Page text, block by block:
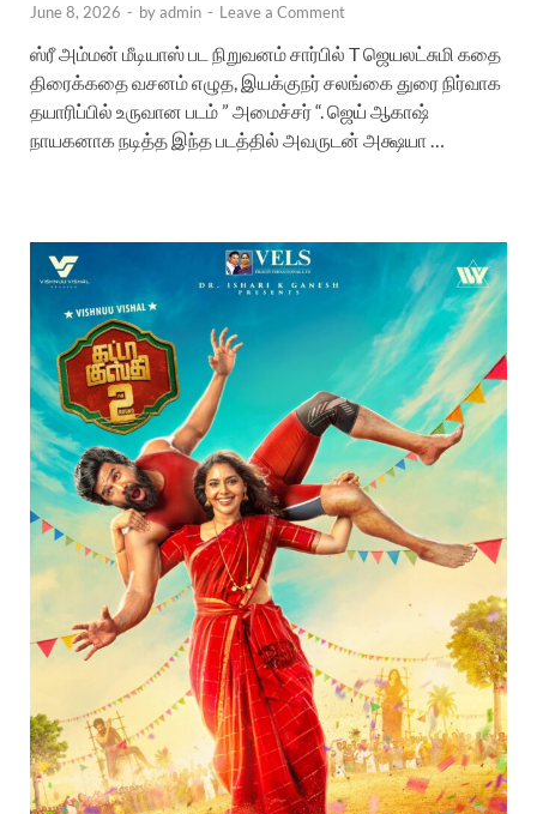
June 8, 2026 - byadmin - Leave a Comment
ஸ்ரீ அம்மன் மீடியாஸ் பட நிறுவனம் சார்பில் T ஜெயலட்சுமி கதை
திரைக்கதை வசனம் எழுத, இயக்குநர் சலங்கை துரை நிர்வாக
தயாரிப்பில் உருவான படம் ” அமைச்சர் “. ஜெய் ஆகாஷ்
நாயகனாக நடித்த இந்த படத்தில் அவருடன் அக்ஷயா …